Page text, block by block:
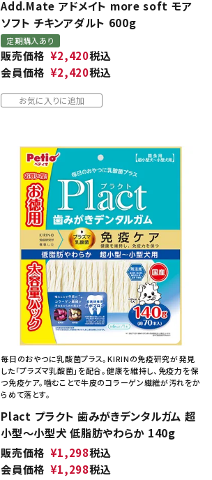
Add.Mate アドメイト more soft モア
ソフト チキンアダルト 600g
定期購入あり
販売価格 ¥2,420税込
会員価格 ¥2,420税込
お気に入りに追加
毎日のおやつに乳酸菌プラス。KIRINの免疫研究が発見
した「プラズマ乳酸菌」を配合。健康を維持し、免疫力を保
つ免疫ケア。噛むことで牛皮のコラーゲン繊維が汚れをか
らめて落とす。
Plact プラクト 歯みがきデンタルガム 超
小型～小型犬 低脂肪やわらか 140g
販売価格 ¥1,298税込
会員価格 ¥1,298税込